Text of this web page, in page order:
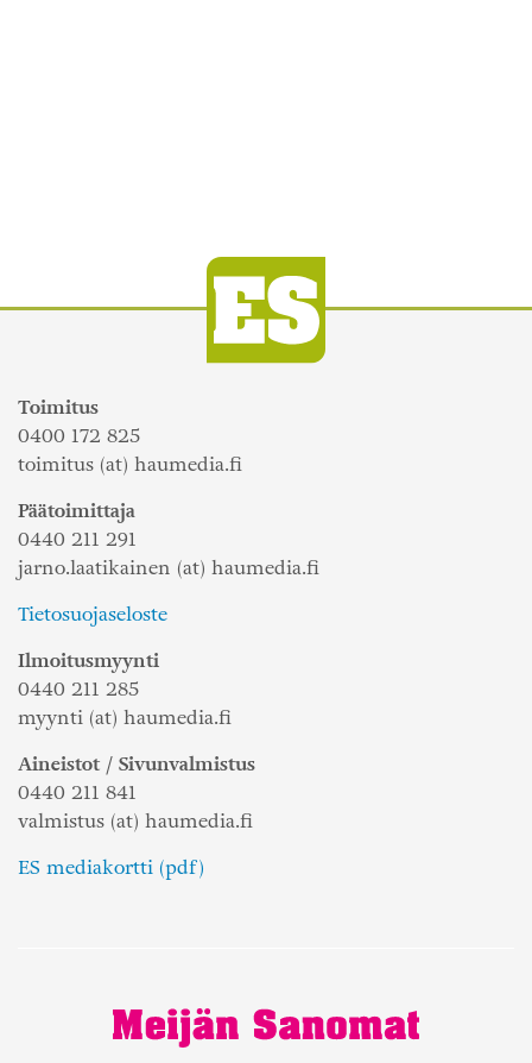
Toimitus
0400 172 825
toimitus (at) haumedia.fi
Päätoimittaja
0440 211 291
jarno.laatikainen (at) haumedia.fi
Tietosuojaseloste
Ilmoitusmyynti
0440 211 285
myynti (at) haumedia.fi
Aineistot / Sivunvalmistus
0440 211 841
valmistus (at) haumedia.fi
ES mediakortti (pdf)